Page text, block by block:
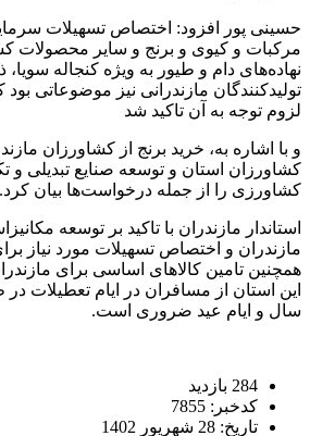
حسینی پور افزود: اختصاص تسهیلات
مرکبات و کیوی و برنج و سایر محصولات
نهاده‌های دام و طیور به ویژه کنجاله
تولیدکنندگان مازندرانی نیز موضوعاتی
لزوم توجه به آن تاکید شد
و با اشاره به، خرید برنج از کشاورزان
کشاورزان استان و توسعه صنایع تبدیلی و
کشاورزی را از جمله درخواست‌ها بیان کرد.
استاندار مازندران با تاکید بر توسعه
مازندران و اختصاص تسهیلات مورد نیاز
همچنین تامین کالا‌های اساسی برای
این استان از مسافران در ایام تعطیلات
سال و ایام عید ضروری است.
284 بازدید
کدخبر: 7855
تاریخ: 28 شهریور 1402